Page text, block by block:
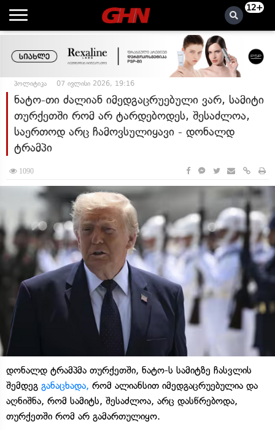
12+
პოლიტიკა 07 ივლისი 2026, 19:16
ნატო-თი ძალიან იმედგაცრუებული ვარ, სამიტი
თურქეთში რომ არ ტარდებოდეს, შესაძლოა,
საერთოდ არც ჩამოვსულიყავი - დონალდ
ტრამპი
1090
დონალდ ტრამპმა თურქეთში, ნატო-ს სამიტზე ჩასვლის
შემდეგ განაცხადა, რომ ალიანსით იმედგაცრუებულია და
აღნიშნა, რომ სამიტს, შესაძლოა, არც დასწრებოდა,
თურქეთში რომ არ გამართულიყო.